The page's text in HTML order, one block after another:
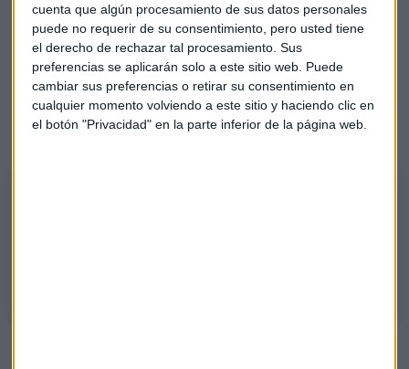
cuenta que algún procesamiento de sus datos personales
puede no requerir de su consentimiento, pero usted tiene
el derecho de rechazar tal procesamiento. Sus
preferencias se aplicarán solo a este sitio web. Puede
cambiar sus preferencias o retirar su consentimiento en
cualquier momento volviendo a este sitio y haciendo clic en
el botón "Privacidad" en la parte inferior de la página web.
Escucha la segunda parte delconsultorio de Bolsade
Alberto Iturralde, responsable de Operativa Dax, en Capital